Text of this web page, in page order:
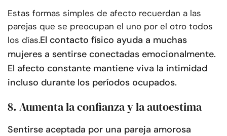
Estas formas simples de afecto recuerdan a las
parejas que se preocupan el uno por el otro todos
los días.El contacto físico ayuda a muchas
mujeres a sentirse conectadas emocionalmente.
El afecto constante mantiene viva la intimidad
incluso durante los períodos ocupados.
8. Aumenta la confianza y la autoestima
Sentirse aceptada por una pareja amorosa